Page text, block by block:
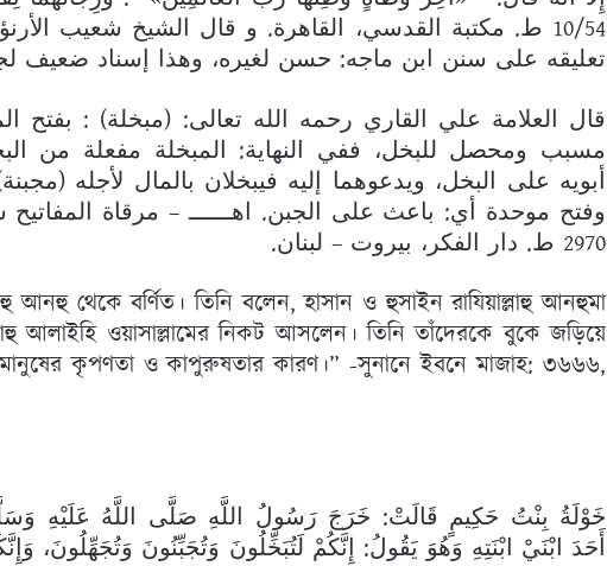
10/54 ط. مكتبة القدسي، القاهرة. و قال الشيخ شعيب
تعليقه على سنن ابن ماجه: حسن لغيره، وهذا إسناد ضعيف
قال العلامة علي القاري رحمه الله تعالى: (مبخلة) : بفتح
مسبب ومحصل للبخل، ففي النهاية: المبخلة مفعلة من
أبويه على البخل، ويدعوهما إليه فيبخلان بالمال لأجله
2970 ط. دار الفكر، بيروت – لبنان.
আনহু থেকে বর্ণিত। তিনি বলেন, হাসান ও হুসাইন রাযিয়াল্লাহু আনহুমা
আলাইহি ওয়াসাল্লামের নিকট আসলেন। তিনি তাঁদেরকে বুকে জড়িয়ে
কৃপণতা ও কাপুরুষতার কারণ।” -সুনানে ইবনে মাজাহ: ৩৬৬৬,
خَوْلَةُ بِنْتُ حَكِيمٍ قَالَتْ: خَرَجَ رَسُولُ اللَّهِ صَلَّى اللَّهُ عَلَيْهِ
أَحَدَ ابْنَيْ ابْنَتِهِ وَهُوَ يَقُولُ: إِنَّكُمْ لَتُبَخِّلُونَ وَتُجَبِّنُونَ وَتُجَهِّلُونَ،